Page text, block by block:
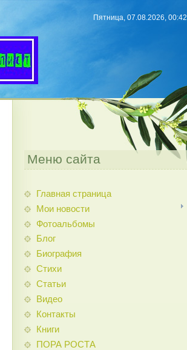
Пятница, 07.08.2026, 00:42
Меню сайта
Главная страница
Мои новости
Фотоальбомы
Блог
Биография
Стихи
Статьи
Видео
Контакты
Книги
ПОРА РОСТА